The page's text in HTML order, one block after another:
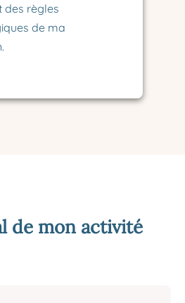
des règles
de ma
de mon activité